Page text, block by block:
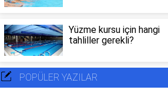
Yüzme kursu için hangi
tahliller gerekli?
POPÜLER YAZILAR